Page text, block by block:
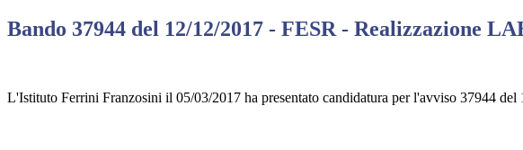
Bando 37944 del 12/12/2017 - FESR - Realizzazione
L'Istituto Ferrini Franzosini il 05/03/2017 ha presentato candidatura per l'avviso